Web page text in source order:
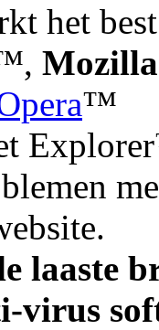
het
Mozilla
™
laaste
virus